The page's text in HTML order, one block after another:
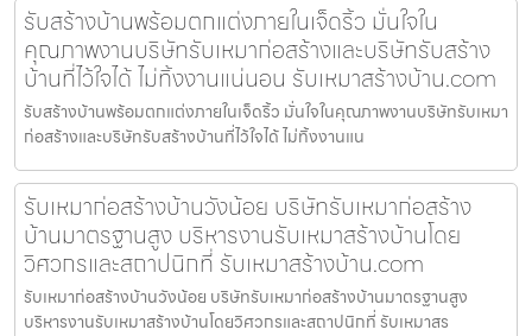
รับสร้างบ้านพร้อมตกแต่งภายในเจ็ดริ้ว มั่นใจใน
คุณภาพงานบริษัทรับเหมาก่อสร้างและบริษัทรับสร้าง
บ้านที่ไว้ใจได้ ไม่ทิ้งงานแน่นอน รับเหมาสร้างบ้าน.com
รับสร้างบ้านพร้อมตกแต่งภายในเจ็ดริ้ว มั่นใจในคุณภาพงานบริษัทรับเหมา
ก่อสร้างและบริษัทรับสร้างบ้านที่ไว้ใจได้ ไม่ทิ้งงานแน
รับเหมาก่อสร้างบ้านวังน้อย บริษัทรับเหมาก่อสร้าง
บ้านมาตรฐานสูง บริหารงานรับเหมาสร้างบ้านโดย
วิศวกรและสถาปนิกที่ รับเหมาสร้างบ้าน.com
รับเหมาก่อสร้างบ้านวังน้อย บริษัทรับเหมาก่อสร้างบ้านมาตรฐานสูง
บริหารงานรับเหมาสร้างบ้านโดยวิศวกรและสถาปนิกที่ รับเหมาสร